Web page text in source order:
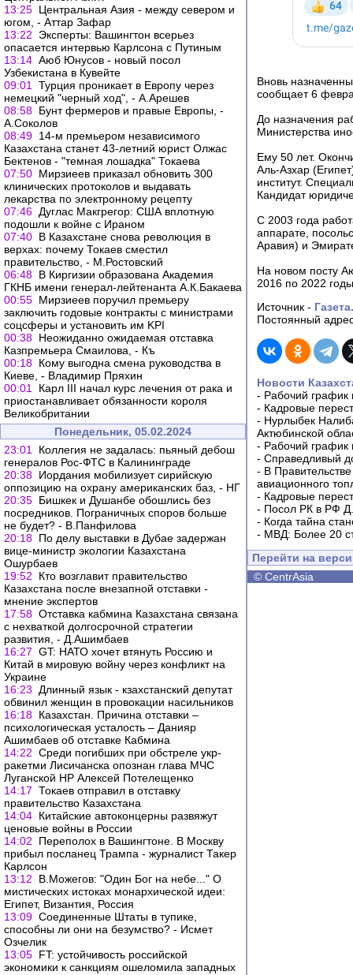
13:25 Центральная Азия - между севером и
югом, - Аттар Зафар
13:22
Эксперты: Вашингтон всерьез
опасается интервью Карлсона с Путиным
13:14 Аюб Юнусов - новый посол
Узбекистана в Кувейте
09:01
Турция проникает в Европу через
немецкий "черный ход", - А.Арешев
08:58 Бунт фермеров и правые Европы, -
А.Соколов
08:49 14-м премьером независимого
Казахстана станет 43-летний юрист Олжас
Бектенов - "темная лошадка" Токаева
07:50 Мирзиеев приказал обновить 300
клинических протоколов и выдавать
лекарства по электронному рецепту
07:46 Дуглас Макгрегор: США вплотную
подошли к войне с Ираном
07:40 В Казахстане снова революция в
верхах: почему Токаев сместил
правительство, - М.Ростовский
06:48 В Киргизии образована Академия
ГКНБ имени генерал-лейтенанта А.К.Бакаева
00:55 Мирзиеев поручил премьеру
заключить годовые контракты с министрами
соцсферы и установить им KPI
00:38 Неожиданно ожидаемая отставка
Казпремьера Смаилова, - Къ
00:18 Кому выгодна смена руководства в
Киеве, - Владимир Пряхин
00:01
Карл III начал курс лечения от рака и
приостанавливает обязанности короля
Великобритании
Понедельник, 05.02.2024
23:01
Коллегия не задалась: пьяный дебош
генералов Рос-ФТС в Калининграде
20:38 Иордания мобилизует сирийскую
оппозицию на охрану американских баз, - НГ
20:35 Бишкек и Душанбе обошлись без
посредников. Пограничных споров больше
не будет? - В.Панфилова
20:18 По делу выставки в Дубае задержан
вице-министр экологии Казахстана
Ошурбаев
19:52
Кто возглавит правительство
Казахстана после внезапной отставки -
мнение экспертов
17:58 Отставка кабмина Казахстана связана
с нехваткой долгосрочной стратегии
развития, - Д.Ашимбаев
16:27 GT: НАТО хочет втянуть Россию и
Китай в мировую войну через конфликт на
Украине
16:23
Длинный язык - кзахстанский депутат
обвинил женщин в провокации насильников
16:18 Казахстан. Причина отставки –
психологическая усталость – Данияр
Ашимбаев об отставке Кабмина
14:22 Среди погибших при обстреле укр-
ракетми Лисичанска опознан глава МЧС
Луганской НР Алексей Потелещенко
14:17 Токаев отправил в отставку
правительство Казахстана
14:04 Китайские автоконцерны развяжут
ценовые войны в России
14:02
Переполох в Вашингтоне. В Москву
прибыл посланец Трампа - журналист Такер
Карлсон
13:12
В.Можегов: "Один Бог на небе..." О
мистических истоках монархической идеи:
Египет, Византия, Россия
13:09 Соединенные Штаты в тупике,
способны ли они на безумство? - Исмет
Озчелик
13:05 FT: устойчивость российской
экономики к санкциям ошеломила западных
Вновь
сообщает 6
До назначения
Министерства
Ему 50 лет.
Аль-Азхар
институт.
Кандидат
С 2003 года
аппарате,
Аравия) и
На новом посту
2016 по 2022
Источник -
Постоянный
Новости
- Рабочий график
- Кадровые
- Нурлыбек
Актюбинской
- Рабочий график
- Справедливый
- В
авиационного
- Кадровые
- Посол РК в РФ
- Когда тайна
- МВД: Более 20
Перейти на
© CentrAsia